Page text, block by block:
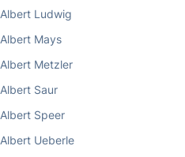
Albert Ludwig
Albert Mays
Albert Metzler
Albert Saur
Albert Speer
Albert Ueberle